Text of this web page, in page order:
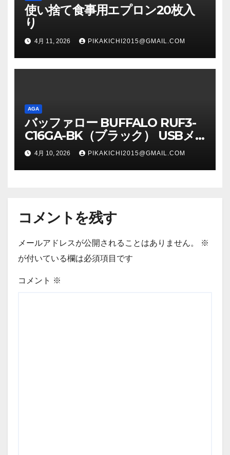
使い捨て食事用エプロン20枚入
り
4月 11, 2026 PIKAKICHI2015@GMAIL.COM
AGA
バッファロー BUFFALO RUF3-
C16GA-BK（ブラック） USBメ
モリ 16GB
4月 10, 2026 PIKAKICHI2015@GMAIL.COM
コメントを残す
メールアドレスが公開されることはありません。
※
が付いている欄は必須項目です
コメント ※